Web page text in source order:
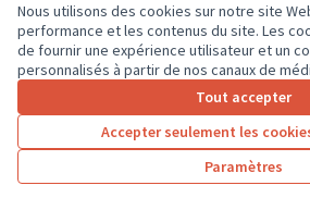
Nous utilisons des cookies sur notre site
performance et les contenus du site. Les
de fournir une expérience utilisateur et un
personnalisés à partir de nos canaux de
Tout accepter
Accepter seulement les
Paramètres
Projet d'un city stade par le
de l'Île Bouchard